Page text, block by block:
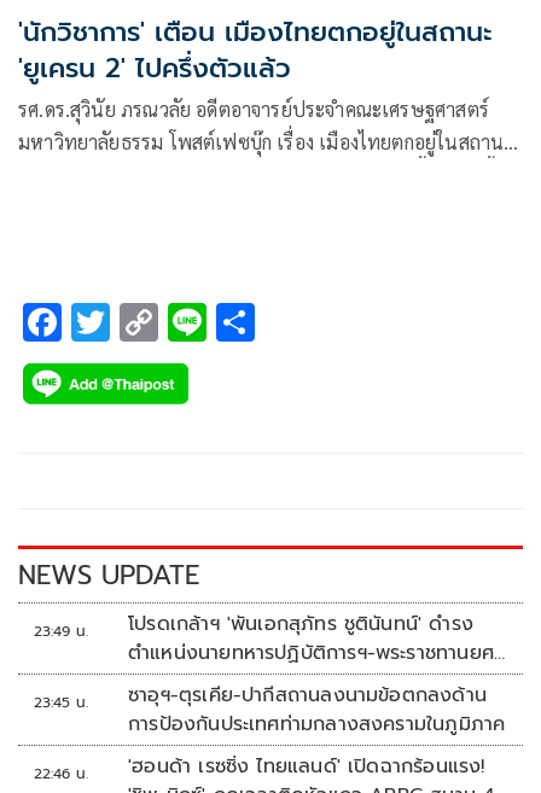
'นักวิชาการ' เตือน เมืองไทยตกอยู่ในสถานะ
'ยูเครน 2' ไปครึ่งตัวแล้ว
รศ.ดร.สุวินัย ภรณวลัย อดีตอาจารย์ประจำคณะเศรษฐศาสตร์
มหาวิทยาลัยธรรม โพสต์เฟซบุ๊ก เรื่อง เมืองไทยตกอยู่ในสถานะ
F
ac
e
k
T
wi
tt
C
o
p
k
Li
NEWS UPDATE
23:49 น.
โปรดเกล้าฯ 'พันเอกสุภัทร ชูตินันทน์' ดำรง
ตำแหน่งนายทหารปฏิบัติการฯ-พระราชทานยศ
'พลตรี'
23:45 น.
ซาอุฯ-ตุรเคีย-ปากีสถานลงนามข้อตกลงด้าน
การป้องกันประเทศท่ามกลางสงครามในภูมิภาค
22:46 น.
'ฮอนด้า เรซซิ่ง ไทยแลนด์' เปิดฉากร้อนแรง!